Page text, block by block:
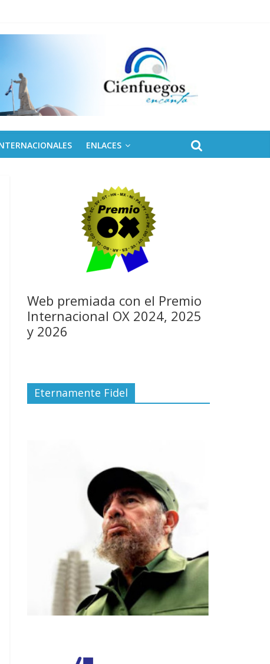
ENLACES
Web premiada con el Premio
Internacional OX 2024, 2025
y 2026
Eternamente Fidel